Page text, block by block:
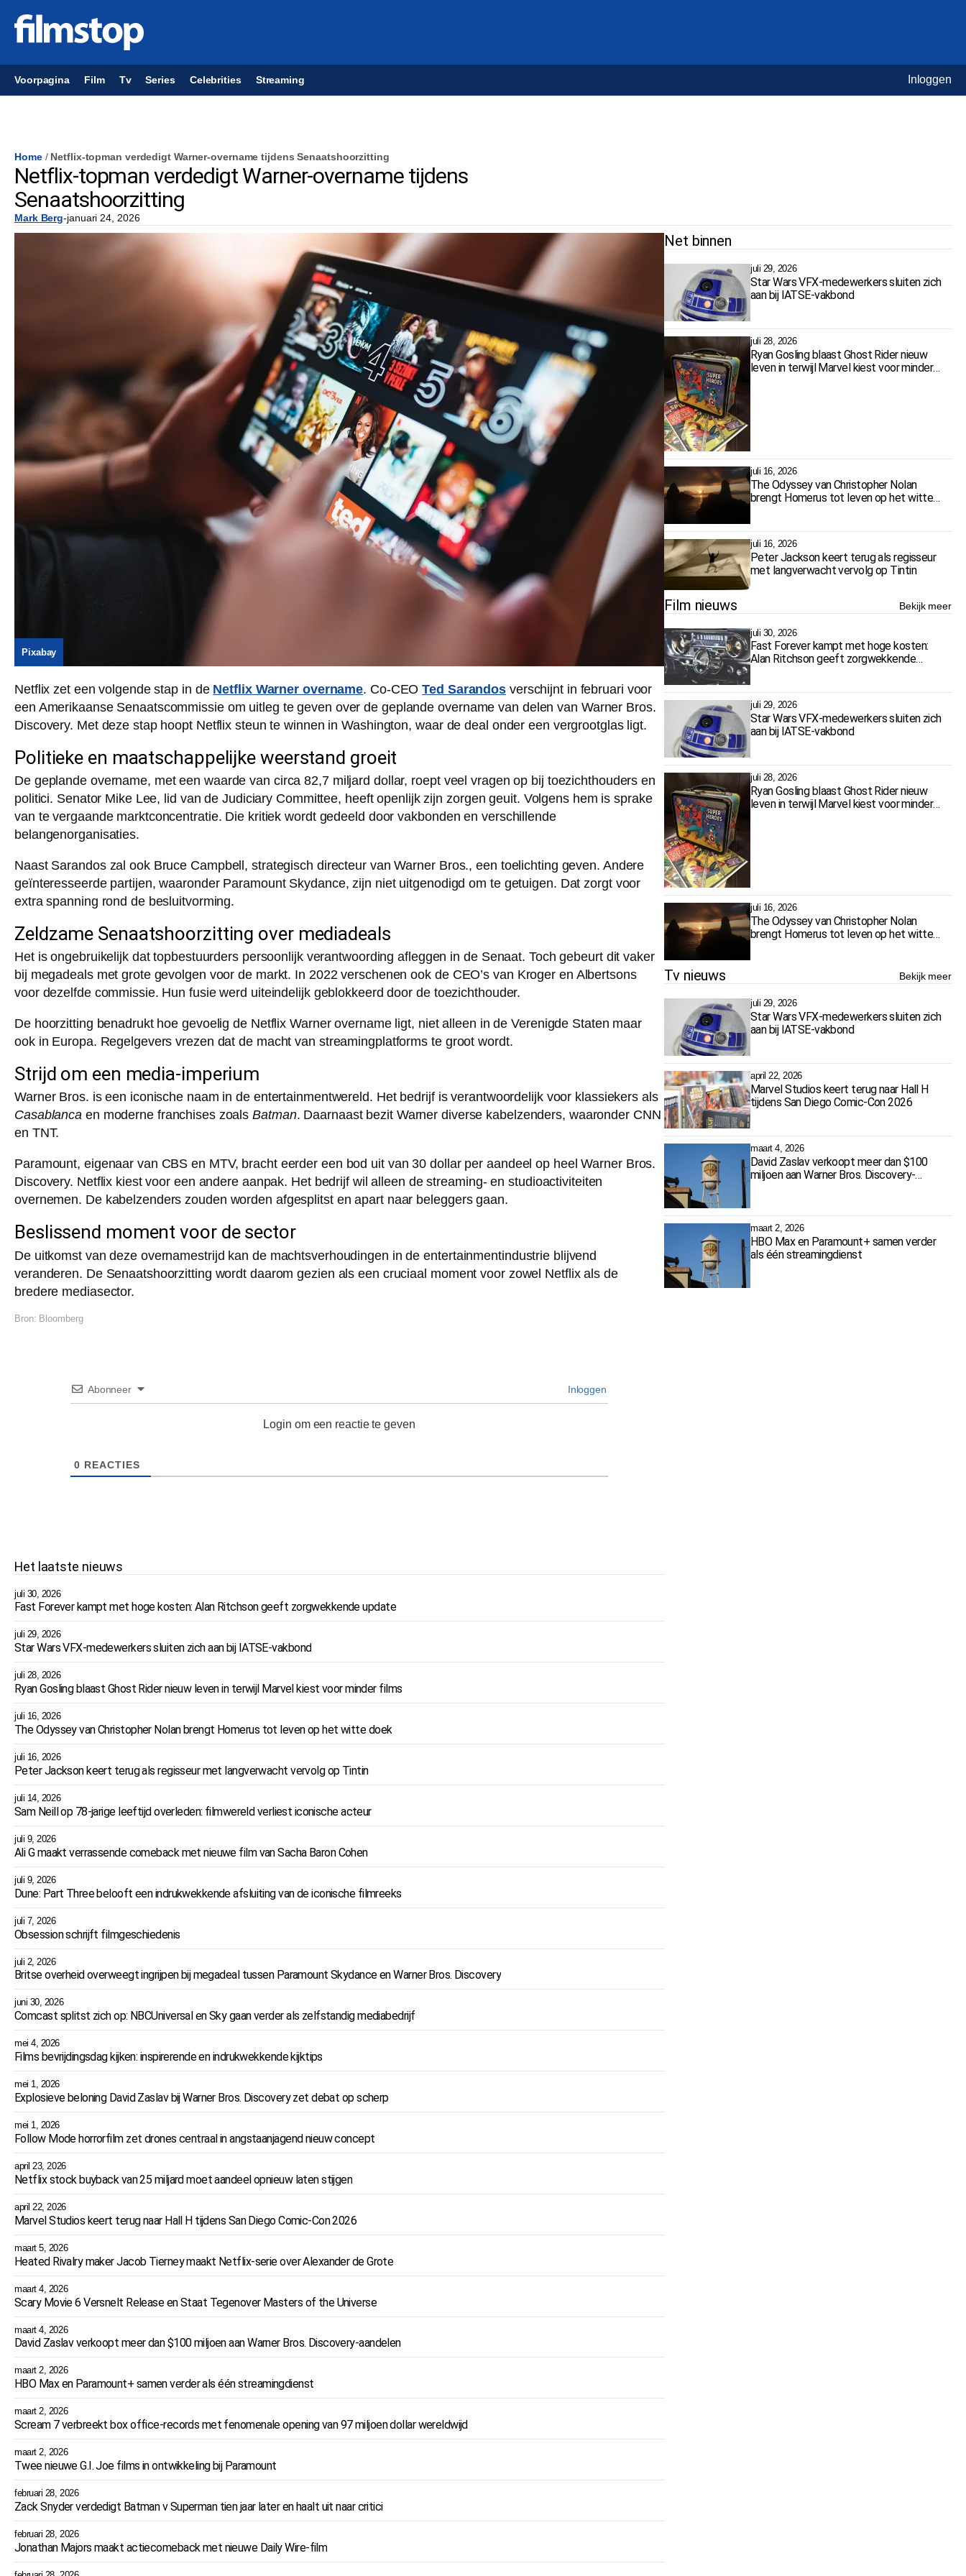
Voorpagina Film Tv Series Celebrities Streaming Inloggen
Home/ Netflix-topman verdedigt Warner-overname tijdens Senaatshoorzitting
Netflix-topman verdedigt Warner-overname tijdens
Senaatshoorzitting
Mark Berg-januari 24, 2026
Pixabay
Netflix zet een volgende stap in de Netflix Warner overname. Co-CEOTed Sarandos verschijnt in februari voor
een Amerikaanse Senaatscommissie om uitleg te geven over de geplande overname van delen van Warner Bros.
Discovery. Met deze stap hoopt Netflix steun te winnen in Washington, waar de deal onder een vergrootglas ligt.
Politieke en maatschappelijke weerstand groeit
De geplande overname, met een waarde van circa 82,7 miljard dollar, roept veel vragen op bij toezichthouders en
politici. Senator Mike Lee, lid van de Judiciary Committee, heeft openlijk zijn zorgen geuit. Volgens hem is sprake
van te vergaande marktconcentratie. Die kritiek wordt gedeeld door vakbonden en verschillende
belangenorganisaties.
Naast Sarandos zal ook Bruce Campbell, strategisch directeur van Warner Bros., een toelichting geven. Andere
geïnteresseerde partijen, waaronder Paramount Skydance, zijn niet uitgenodigd om te getuigen. Dat zorgt voor
extra spanning rond de besluitvorming.
Zeldzame Senaatshoorzitting over mediadeals
Het is ongebruikelijk dat topbestuurders persoonlijk verantwoording afleggen in de Senaat. Toch gebeurt dit vaker
bij megadeals met grote gevolgen voor de markt. In 2022 verschenen ook de CEO’s van Kroger en Albertsons
voor dezelfde commissie. Hun fusie werd uiteindelijk geblokkeerd door de toezichthouder.
De hoorzitting benadrukt hoe gevoelig de Netflix Warner overname ligt, niet alleen in de Verenigde Staten maar
ook in Europa. Regelgevers vrezen dat de macht van streamingplatforms te groot wordt.
Strijd om een media-imperium
Warner Bros. is een iconische naam in de entertainmentwereld. Het bedrijf is verantwoordelijk voor klassiekers als
Casablanca en moderne franchises zoalsBatman. Daarnaast bezit Warner diverse kabelzenders, waaronder CNN
en TNT.
Paramount, eigenaar van CBS en MTV, bracht eerder een bod uit van 30 dollar per aandeel op heel Warner Bros.
Discovery. Netflix kiest voor een andere aanpak. Het bedrijf wil alleen de streaming- en studioactiviteiten
overnemen. De kabelzenders zouden worden afgesplitst en apart naar beleggers gaan.
Beslissend moment voor de sector
De uitkomst van deze overnamestrijd kan de machtsverhoudingen in de entertainmentindustrie blijvend
veranderen. De Senaatshoorzitting wordt daarom gezien als een cruciaal moment voor zowel Netflix als de
bredere mediasector.
Bron: Bloomberg
Abonneer Inloggen
Login om een reactie te geven
0 REACTIES
Het laatste nieuws
juli 30, 2026
Fast Forever kampt met hoge kosten: Alan Ritchson geeft zorgwekkende update
juli 29, 2026
Star Wars VFX-medewerkers sluiten zich aan bij IATSE-vakbond
juli 28, 2026
Ryan Gosling blaast Ghost Rider nieuw leven in terwijl Marvel kiest voor minder films
juli 16, 2026
The Odyssey van Christopher Nolan brengt Homerus tot leven op het witte doek
juli 16, 2026
Peter Jackson keert terug als regisseur met langverwacht vervolg op Tintin
juli 14, 2026
Sam Neill op 78-jarige leeftijd overleden: filmwereld verliest iconische acteur
juli 9, 2026
Ali G maakt verrassende comeback met nieuwe film van Sacha Baron Cohen
juli 9, 2026
Dune: Part Three belooft een indrukwekkende afsluiting van de iconische filmreeks
juli 7, 2026
Obsession schrijft filmgeschiedenis
juli 2, 2026
Britse overheid overweegt ingrijpen bij megadeal tussen Paramount Skydance en Warner Bros. Discovery
juni 30, 2026
Comcast splitst zich op: NBCUniversal en Sky gaan verder als zelfstandig mediabedrijf
mei 4, 2026
Films bevrijdingsdag kijken: inspirerende en indrukwekkende kijktips
mei 1, 2026
Explosieve beloning David Zaslav bij Warner Bros. Discovery zet debat op scherp
mei 1, 2026
Follow Mode horrorfilm zet drones centraal in angstaanjagend nieuw concept
april 23, 2026
Netflix stock buyback van 25 miljard moet aandeel opnieuw laten stijgen
april 22, 2026
Marvel Studios keert terug naar Hall H tijdens San Diego Comic-Con 2026
maart 5, 2026
Heated Rivalry maker Jacob Tierney maakt Netflix-serie over Alexander de Grote
maart 4, 2026
Scary Movie 6 Versnelt Release en Staat Tegenover Masters of the Universe
maart 4, 2026
David Zaslav verkoopt meer dan $100 miljoen aan Warner Bros. Discovery-aandelen
maart 2, 2026
HBO Max en Paramount+ samen verder als één streamingdienst
maart 2, 2026
Scream 7 verbreekt box office-records met fenomenale opening van 97 miljoen dollar wereldwijd
maart 2, 2026
Twee nieuwe G.I. Joe films in ontwikkeling bij Paramount
februari 28, 2026
Zack Snyder verdedigt Batman v Superman tien jaar later en haalt uit naar critici
februari 28, 2026
Jonathan Majors maakt actiecomeback met nieuwe Daily Wire-film
Net binnen
juli 29, 2026
Star Wars VFX-medewerkers sluiten zich
aan bij IATSE-vakbond
juli 28, 2026
Ryan Gosling blaast Ghost Rider nieuw
leven in terwijl Marvel kiest voor minder
juli 16, 2026
The Odyssey van Christopher Nolan
brengt Homerus tot leven op het witte
juli 16, 2026
Peter Jackson keert terug als regisseur
met langverwacht vervolg op Tintin
Film nieuws Bekijk meer
juli 30, 2026
Fast Forever kampt met hoge kosten:
Alan Ritchson geeft zorgwekkende
juli 29, 2026
Star Wars VFX-medewerkers sluiten zich
aan bij IATSE-vakbond
juli 28, 2026
Ryan Gosling blaast Ghost Rider nieuw
leven in terwijl Marvel kiest voor minder
juli 16, 2026
The Odyssey van Christopher Nolan
brengt Homerus tot leven op het witte
Tv nieuws Bekijk meer
juli 29, 2026
Star Wars VFX-medewerkers sluiten zich
aan bij IATSE-vakbond
april 22, 2026
Marvel Studios keert terug naar Hall H
tijdens San Diego Comic-Con 2026
maart 4, 2026
David Zaslav verkoopt meer dan $100
miljoen aan Warner Bros. Discovery-
maart 2, 2026
HBO Max en Paramount+ samen verder
als één streamingdienst